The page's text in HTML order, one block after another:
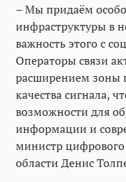
– Мы придаём
инфраструктуры в
важность этого с
Операторы связи
расширением зоны
качества сигнала,
возможности для
информации и
министр цифрового
области Денис